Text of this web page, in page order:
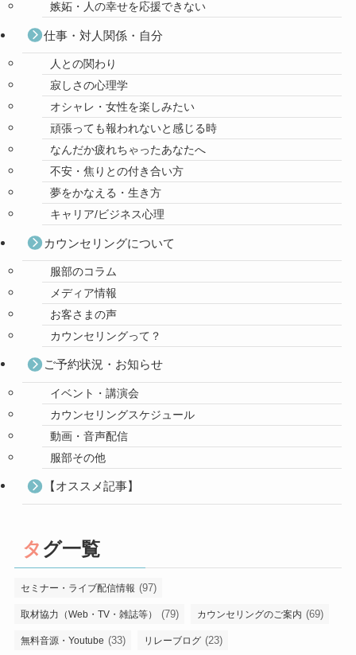
嫉妬・人の幸せを応援できない
仕事・対人関係・自分
人との関わり
寂しさの心理学
オシャレ・女性を楽しみたい
頑張っても報われないと感じる時
なんだか疲れちゃったあなたへ
不安・焦りとの付き合い方
夢をかなえる・生き方
キャリア/ビジネス心理
カウンセリングについて
服部のコラム
メディア情報
お客さまの声
カウンセリングって？
ご予約状況・お知らせ
イベント・講演会
カウンセリングスケジュール
動画・音声配信
服部その他
【オススメ記事】
タグ一覧
セミナー・ライブ配信情報 (97)
取材協力（Web・TV・雑誌等） (79) カウンセリングのご案内 (69)
無料音源・Youtube (33) リレーブログ (23)